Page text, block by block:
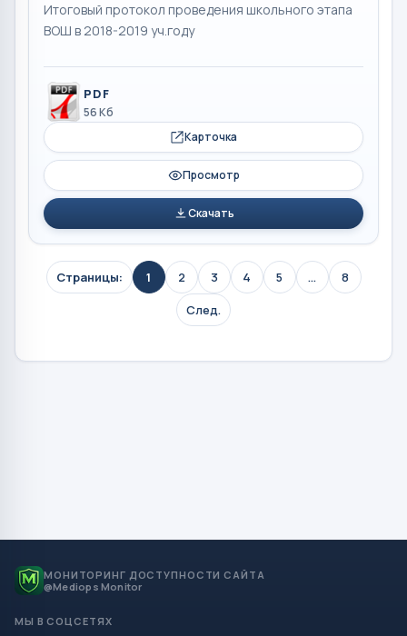
Итоговый протокол проведения школьного этапа
ВОШ в 2018-2019 уч.году
PDF
56 Кб
Карточка
Просмотр
Скачать
Страницы: 1 2 3 4 5 ...
8
След.
МОНИТОРИНГ ДОСТУПНОСТИ САЙТА
@Mediops Monitor
МЫ В СОЦСЕТЯХ